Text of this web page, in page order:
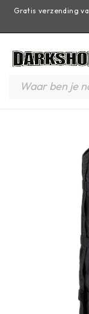
Gratis verzending